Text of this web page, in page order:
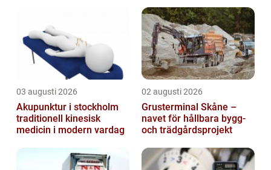
03 augusti 2026
Akupunktur i stockholm
traditionell kinesisk
medicin i modern vardag
02 augusti 2026
Grusterminal Skåne –
navet för hållbara bygg-
och trädgårdsprojekt